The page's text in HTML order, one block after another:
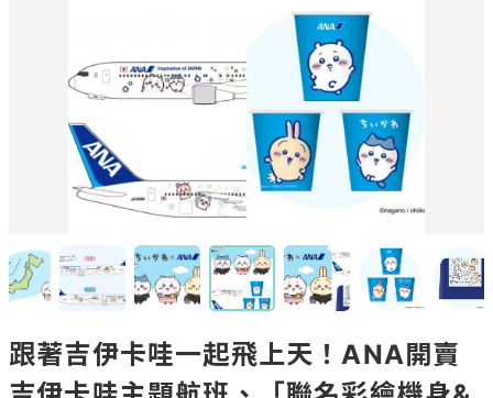
跟著吉伊卡哇一起飛上天！ANA開賣